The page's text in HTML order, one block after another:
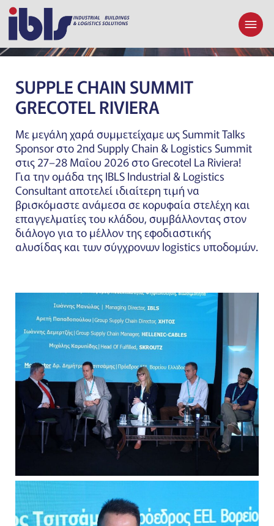
GRECOTEL RIVIERA
SUPPLE CHAIN SUMMIT
GRECOTEL RIVIERA
Με μεγάλη χαρά συμμετείχαμε ως Summit Talks
Sponsor στο 2nd Supply Chain & Logistics Summit
στις 27–28 Μαΐου 2026 στο Grecotel La Riviera!
Για την ομάδα της IBLS Industrial & Logistics
Consultant αποτελεί ιδιαίτερη τιμή να
βρισκόμαστε ανάμεσα σε κορυφαία στελέχη και
επαγγελματίες του κλάδου, συμβάλλοντας στον
διάλογο για το μέλλον της εφοδιαστικής
αλυσίδας και των σύγχρονων logistics υποδομών.